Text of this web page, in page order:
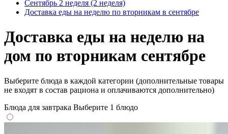
Сентябрь 2 неделя (2 неделя)
Доставка еды на неделю по вторникам в сентябре
Доставка еды на неделю на
дом по вторникам сентябре
Выберите блюда в каждой категории (дополнительные товары
не входят в состав рациона и оплачиваются дополнительно)
Блюда для завтрака Выберите 1 блюдо